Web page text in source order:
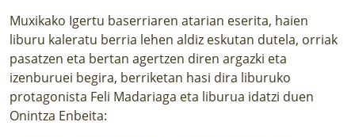
Muxikako Igertu baserriaren atarian eserita, haien
liburu kaleratu berria lehen aldiz eskutan dutela, orriak
pasatzen eta bertan agertzen diren argazki eta
izenburuei begira, berriketan hasi dira liburuko
protagonista Feli Madariaga eta liburua idatzi duen
Onintza Enbeita: